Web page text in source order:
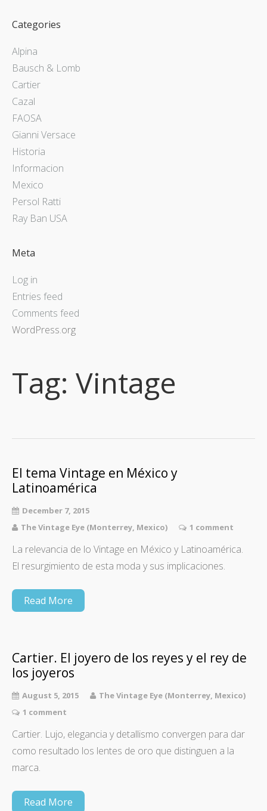
Categories
Alpina
Bausch & Lomb
Cartier
Cazal
FAOSA
Gianni Versace
Historia
Informacion
Mexico
Persol Ratti
Ray Ban USA
Meta
Log in
Entries feed
Comments feed
WordPress.org
Tag: Vintage
El tema Vintage en México y
Latinoamérica
December 7, 2015
The Vintage Eye (Monterrey, Mexico)
1 comment
La relevancia de lo Vintage en México y Latinoamérica.
El resurgimiento de esta moda y sus implicaciones.
Read More
Cartier. El joyero de los reyes y el rey de
los joyeros
August 5, 2015
The Vintage Eye (Monterrey, Mexico)
1 comment
Cartier. Lujo, elegancia y detallismo convergen para dar
como resultado los lentes de oro que distinguen a la
marca.
Read More